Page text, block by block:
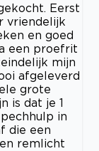
Eerst
vriendelijk
en goed
een proefrit
mijn
afgeleverd
grote
is dat je 1
in
die een
remlicht